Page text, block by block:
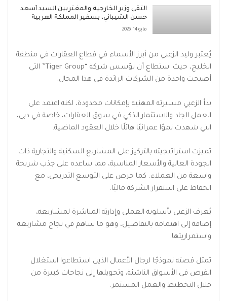
التقى وزير الخارجية والمغتربين السيد أسعد
حسن الشيباني، بسفير المملكة العربية
السعودية السيد فيصل المجفل
مايو 14, 2026
يُعتبر وليد الزعبي من أبرز الأسماء في قطاع العقارات في منطقة
الخليج، حيث استطاع أن يؤسس شركة “Tiger Group” التي
أصبحت واحدة من الشركات الرائدة في هذا المجال.
بدأ الزعبي مسيرته المهنية بإمكانات محدودة، لكنه اعتمد على
العمل الجاد والاستثمار الذكي في سوق العقارات، خاصة في دبي،
التي شهدت نموًا عمرانيًا هائلًا خلال العقود الماضية.
تميزت استراتيجيته بالتركيز على المشاريع السكنية والتجارية ذات
الجودة العالية والأسعار المناسبة، مما ساعده على جذب شريحة
واسعة من العملاء. كما حرص على التوسع التدريجي، مع
الحفاظ على استقرار الشركة ماليًا.
يُعرف الزعبي بأسلوبه العملي وإدارته المباشرة لمشاريعه،
إضافة إلى اهتمامه بالتفاصيل، وهو ما ساهم في نجاح مشاريعه
واستمراريتها.
تمثل قصته نموذجًا لرجال الأعمال الذين استطاعوا استغلال
الفرص في الأسواق الناشئة، وتحويلها إلى نجاحات كبيرة من
خلال التخطيط والعمل المستمر.